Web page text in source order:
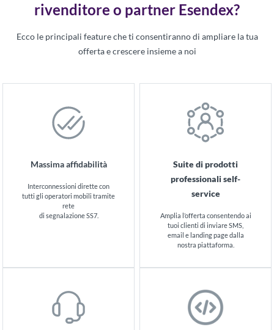
rivenditore o partner Esendex?
Ecco le principali feature che ti consentiranno di ampliare la tua
offerta e crescere insieme a noi
Massima affidabilità
Interconnessioni dirette con
tutti gli operatori mobili tramite
rete
di segnalazione SS7.
Suite di prodotti
professionali self-
service
Amplia l’offerta consentendo ai
tuoi clienti di inviare SMS,
email e landing page dalla
nostra piattaforma.